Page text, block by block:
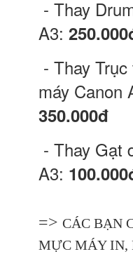
- Thay
A3:
- Thay
máy Canon
350.000đ
- Thay Gạt
A3:
=> CÁC BẠN
MỰC MÁY IN,